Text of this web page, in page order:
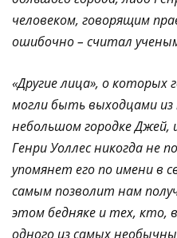
человеком, говорящим
ошибочно – считал
«Другие лица», о которых
могли быть выходцами из
небольшом городке
Генри Уоллес никогда не
упомянет его по имени в
самым позволит нам
этом бедняке и тех, кто,
одного из самых